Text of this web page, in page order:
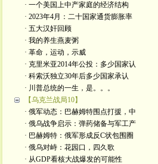
· 一个美国上中产家庭的经济结构
· 2023年4月：二十国家通货膨胀率
· 五大汉奸回顾
· 我的养生燕麦粥
· 革命，运动，示威
· 克里米亚2014年公投：多少国家认
· 科索沃独立30年后多少国家承认
· 川普总统的一生，是。。。
【乌克兰战局10】
· 俄军动态：巴赫姆特围点打援，中
· 俄乌战争启示：弹药储备与军工产
· 巴赫姆特：俄军形成反C状包围圈
· 俄乌对峙：花园口，四久歌
· 从GDP看核大战爆发的可能性